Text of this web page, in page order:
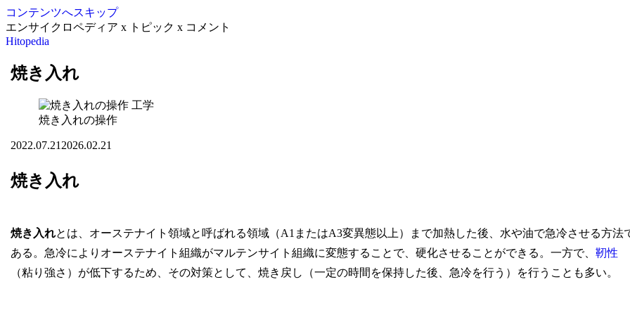
コンテンツへスキップ
エンサイクロペディア x トピック x コメント
Hitopedia
焼き入れ
工学
焼き入れの操作
2022.07.21 2026.02.21
焼き入れ
焼き入れとは、オーステナイト領域と呼ばれる領域（A1またはA3変異態以上）まで加熱した後、水や油で急冷させる方法
ある。急冷によりオーステナイト組織がマルテンサイト組織に変態することで、硬化させることができる。一方で、 靭性
（粘り強さ）が低下するため、その対策として、焼き戻し（一定の時間を保持した後、急冷を行う）を行うことも多い。